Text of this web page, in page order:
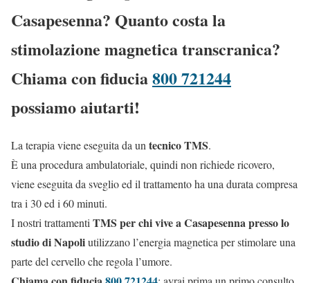
Casapesenna? Quanto costa la
stimolazione magnetica transcranica?
Chiama con fiducia800 721244
possiamo aiutarti!
La terapia viene eseguita da un tecnico TMS.
È una procedura ambulatoriale, quindi non richiede ricovero,
viene eseguita da sveglio ed il trattamento ha una durata compresa
tra i 30 ed i 60 minuti.
I nostri trattamenti TMS per chi vive a Casapesenna presso lo
studio di Napoliutilizzano l’energia magnetica per stimolare una
parte del cervello che regola l’umore.